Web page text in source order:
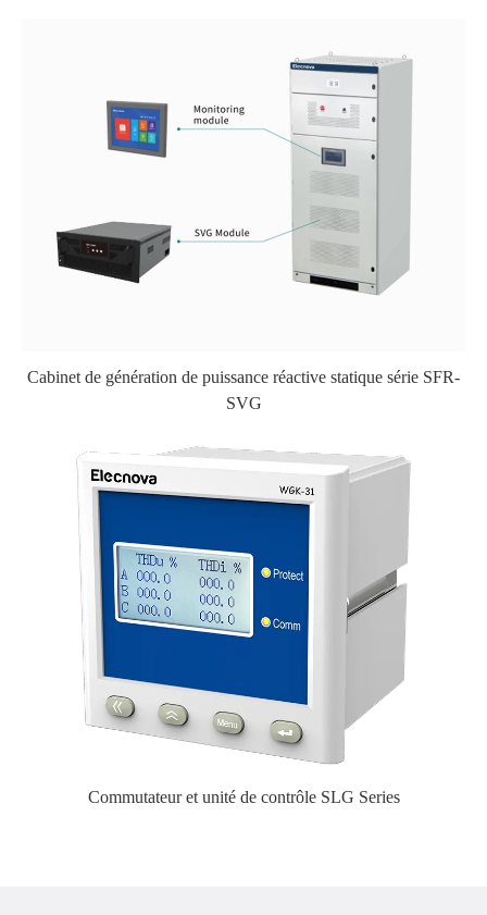
Cabinet de génération de puissance réactive statique série SFR-
SVG
Commutateur et unité de contrôle SLG Series